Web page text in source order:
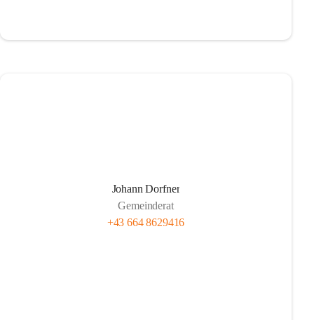
Johann Dorfner
Gemeinderat
+43 664 8629416